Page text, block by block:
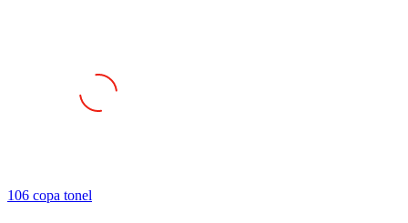
106 copa tonel